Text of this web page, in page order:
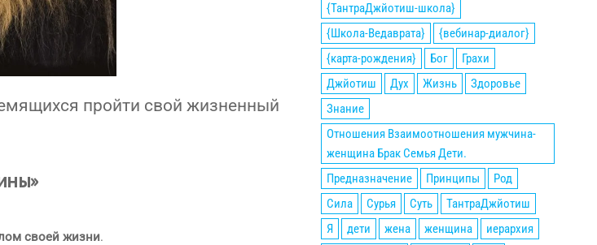
пройти свой жизненный
своей жизни.
{ТантраДжйотиш-школа}
{Школа-Ведаврата}
{вебинар-диалог}
{карта-рождения}
Бог
Грахи
Джйотиш
Дух Жизнь
Здоровье
Знание
Отношения Взаимоотношения мужчина-
женщина Брак Семья Дети.
Предназначение
Принципы
Род
Сила
Сурья Суть
ТантраДжйотиш
Я
дети жена женщина
иерархия